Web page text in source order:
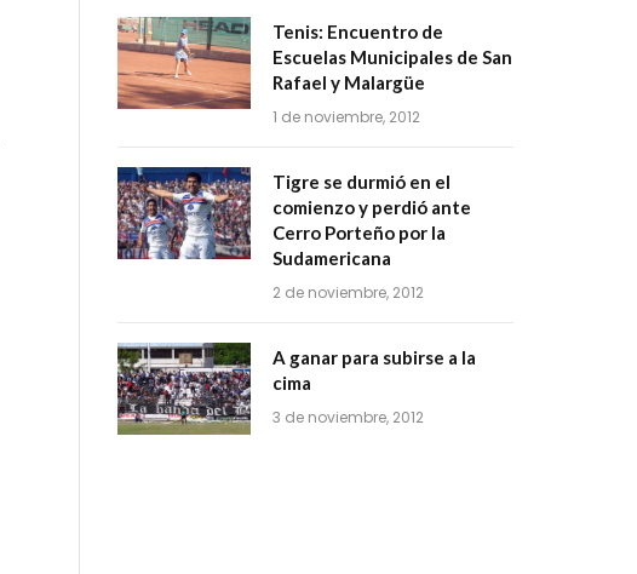
Tenis: Encuentro de
Escuelas Municipales de San
Rafael y Malargüe
1 de noviembre, 2012
Tigre se durmió en el
comienzo y perdió ante
Cerro Porteño por la
Sudamericana
2 de noviembre, 2012
A ganar para subirse a la
cima
3 de noviembre, 2012